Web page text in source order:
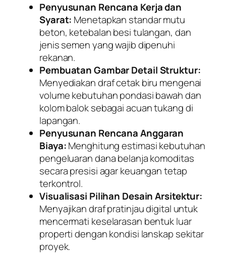
Penyusunan Rencana Kerja dan
Syarat: Menetapkan standar mutu
beton, ketebalan besi tulangan, dan
jenis semen yang wajib dipenuhi
rekanan.
Pembuatan Gambar Detail Struktur:
Menyediakan draf cetak biru mengenai
volume kebutuhan pondasi bawah dan
kolom balok sebagai acuan tukang di
lapangan.
Penyusunan Rencana Anggaran
Biaya:Menghitung estimasi kebutuhan
pengeluaran dana belanja komoditas
secara presisi agar keuangan tetap
terkontrol.
Visualisasi Pilihan Desain Arsitektur:
Menyajikan draf pratinjau digital untuk
mencermati keselarasan bentuk luar
properti dengan kondisi lanskap sekitar
proyek.